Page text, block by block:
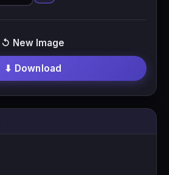
⬇ Download
↺ New Image